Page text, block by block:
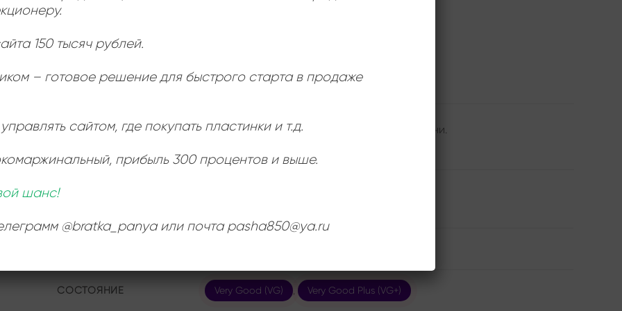
Номер по каталогу:
С60 25617 001
СССР
Отличный винил с Андреем Макаревичем и его группой Машина Времени.
СОСТОЯНИЕ Very Good (VG) , Very Good Plus (VG+)
150 тысяч рублей.
– готовое решение для быстрого старта в продаже
сайтом, где покупать пластинки и т.д.
, прибыль 300 процентов и выше.
шанс!
@bratka_panya или почта pasha850@ya.ru